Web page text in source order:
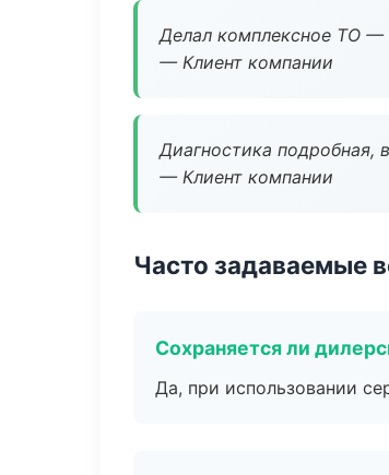
Делал комплексное ТО —
— Клиент компании
Диагностика подробная,
— Клиент компании
Часто задаваемые
Сохраняется ли
Да, при использовании